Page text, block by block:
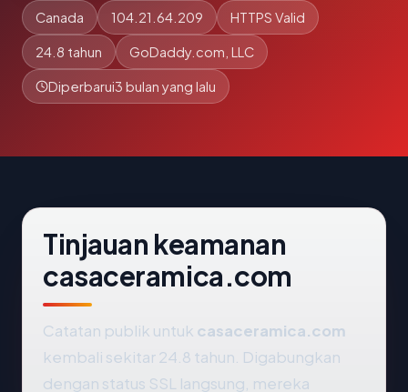
Canada 104.21.64.209 HTTPS Valid
24.8 tahun GoDaddy.com, LLC
Diperbarui3 bulan yang lalu
Tinjauan keamanan
casaceramica.com
Catatan publik untuk casaceramica.com
kembali sekitar 24.8 tahun. Digabungkan
dengan status SSL langsung, mereka